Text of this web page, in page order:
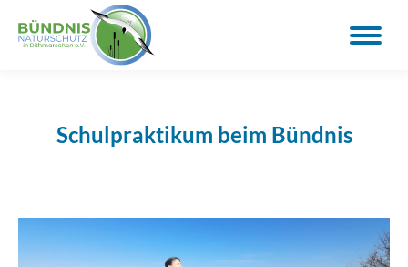
Schulpraktikum beim Bündnis